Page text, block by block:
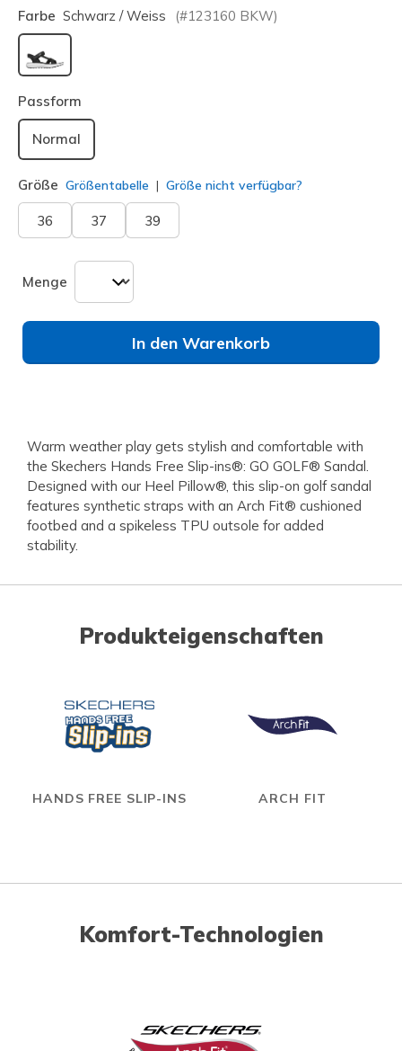
Farbe Schwarz / Weiss (#123160 BKW)
ausgewählt
Passform
Normal
Größe Größentabelle Größe nicht verfügbar?
36 37 39
Menge
In den Warenkorb
Warm weather play gets stylish and comfortable with
the Skechers Hands Free Slip-ins®: GO GOLF® Sandal.
Designed with our Heel Pillow®, this slip-on golf sandal
features synthetic straps with an Arch Fit® cushioned
footbed and a spikeless TPU outsole for added
stability.
Produkteigenschaften
HANDS FREE SLIP-INS ARCH FIT
Komfort-Technologien